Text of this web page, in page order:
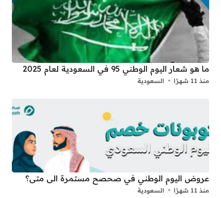
ما هو شعار اليوم الوطني 95 في السعودية لعام 2025
منذ 11 شهرًا السعودية
عروض اليوم الوطني في صحصح مستمرة الى متى؟
منذ 11 شهرًا السعودية